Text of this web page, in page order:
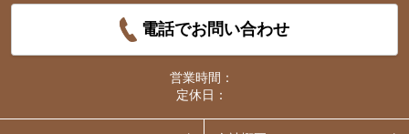
電話でお問い合わせ
営業時間：
定休日：